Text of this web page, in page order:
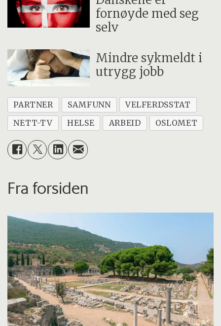
fornøyde med seg
selv
Mindre sykmeldt i
utrygg jobb
PARTNER SAMFUNN
VELFERDSSTAT
NETT-TV
HELSE ARBEID OSLOMET
Fra forsiden